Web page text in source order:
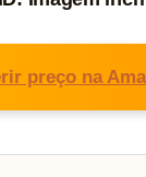
preço na